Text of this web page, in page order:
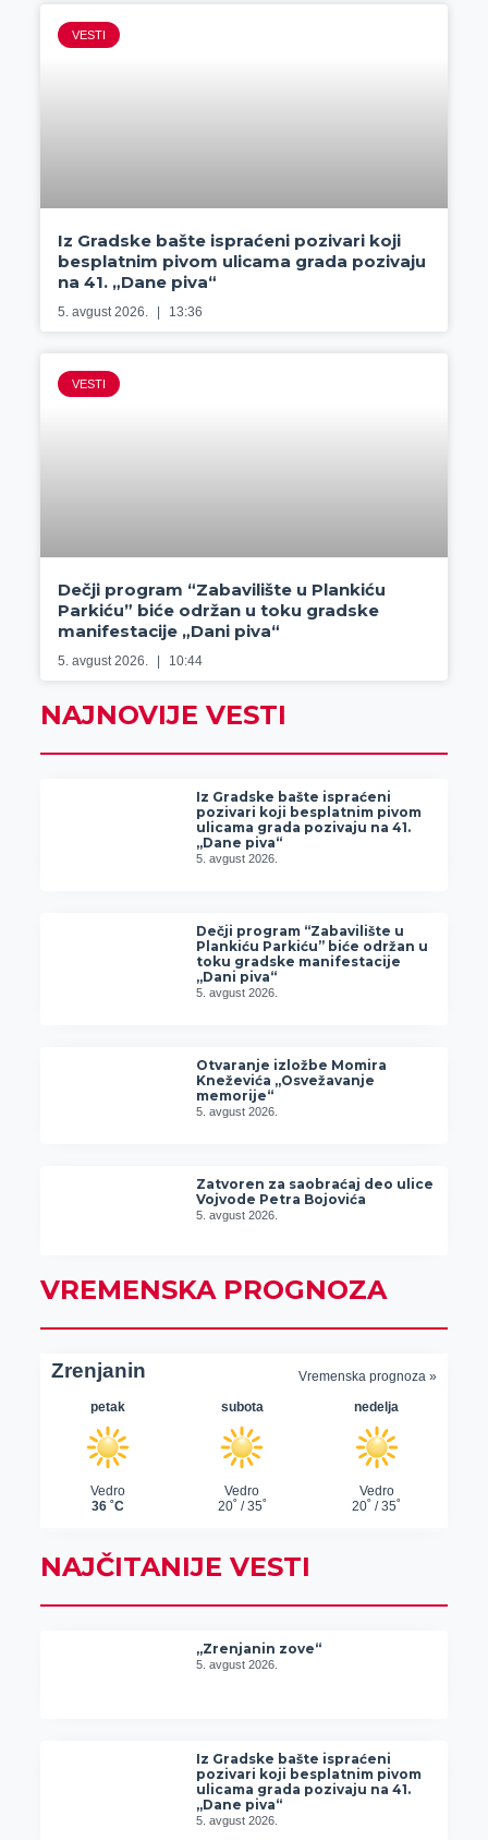
VESTI
Iz Gradske bašte ispraćeni pozivari koji
besplatnim pivom ulicama grada pozivaju
na 41. „Dane piva“
5. avgust 2026. 13:36
VESTI
Dečji program “Zabavilište u Plankiću
Parkiću” biće održan u toku gradske
manifestacije „Dani piva“
5. avgust 2026. 10:44
NAJNOVIJE VESTI
Iz Gradske bašte ispraćeni
pozivari koji besplatnim pivom
ulicama grada pozivaju na 41.
„Dane piva“
5. avgust 2026.
Dečji program “Zabavilište u
Plankiću Parkiću” biće održan u
toku gradske manifestacije
„Dani piva“
5. avgust 2026.
Otvaranje izložbe Momira
Kneževića „Osvežavanje
memorije“
5. avgust 2026.
Zatvoren za saobraćaj deo ulice
Vojvode Petra Bojovića
5. avgust 2026.
VREMENSKA PROGNOZA
NAJČITANIJE VESTI
„Zrenjanin zove“
5. avgust 2026.
Iz Gradske bašte ispraćeni
pozivari koji besplatnim pivom
ulicama grada pozivaju na 41.
„Dane piva“
5. avgust 2026.